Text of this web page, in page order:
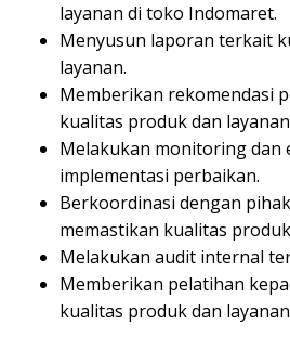
layanan di toko Indomaret.
Menyusun laporan terkait
layanan.
Memberikan rekomendasi
kualitas produk dan
Melakukan monitoring dan
implementasi perbaikan.
Berkoordinasi dengan
memastikan kualitas
Melakukan audit internal
Memberikan pelatihan
kualitas produk dan